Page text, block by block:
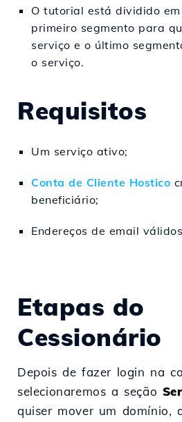
O tutorial está dividido
primeiro segmento para
serviço e o último
o serviço.
Requisitos
Um serviço ativo;
Conta de Cliente Hostico
beneficiário;
Endereços de email
Etapas do
Cessionário
Depois de fazer login na
selecionaremos a seção
quiser mover um domínio,